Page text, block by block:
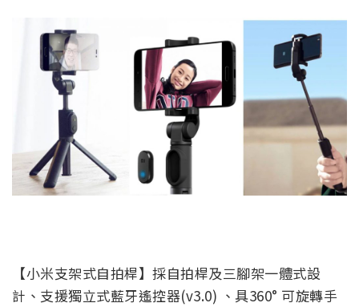
【小米支架式自拍桿】採自拍桿及三腳架一體式設
計、支援獨立式藍牙遙控器(v3.0) 、具360° 可旋轉手